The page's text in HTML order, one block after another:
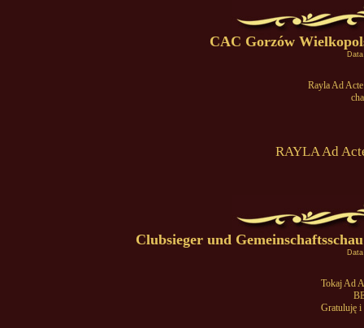
CAC Gorzów
Rayla Ad
RAYLA Ad
Clubsieger und
Tokaj Ad
Gratuluję i